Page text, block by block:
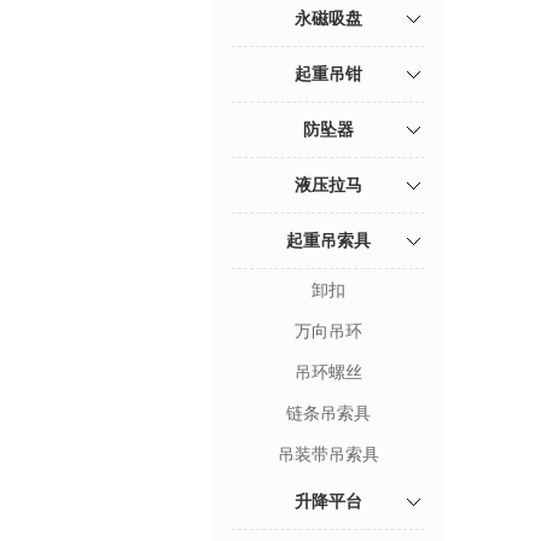
永磁吸盘
起重吊钳
防坠器
液压拉马
起重吊索具
卸扣
万向吊环
吊环螺丝
链条吊索具
吊装带吊索具
升降平台